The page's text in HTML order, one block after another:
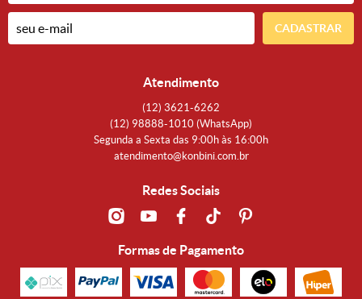
CADASTRAR
Atendimento
(12) 3621-6262
(12) 98888-1010 (WhatsApp)
Segunda a Sexta das 9:00h às 16:00h
atendimento@konbini.com.br
Redes Sociais
Formas de Pagamento